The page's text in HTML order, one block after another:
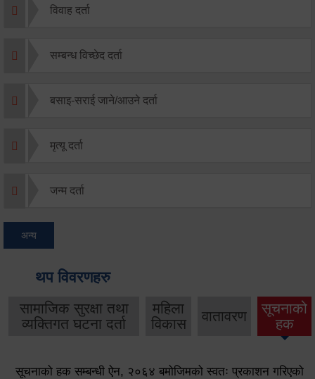
विवाह दर्ता
सम्बन्ध विच्छेद दर्ता
बसाइ-सराई जाने/आउने दर्ता
मृत्यू दर्ता
जन्म दर्ता
अन्य
थप विवरणहरु
सामाजिक सुरक्षा तथा
व्यक्तिगत घटना दर्ता
महिला
विकास
वातावरण
सूचनाको
हक
सूचनाको हक सम्बन्धी ऐन, २०६४ बमोजिमको स्वतः प्रकाशन गरिएको